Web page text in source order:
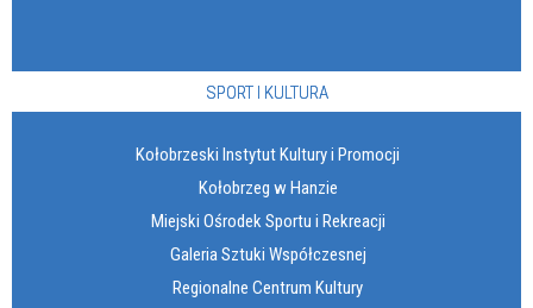
SPORT I KULTURA
Kołobrzeski Instytut Kultury i Promocji
Kołobrzeg w Hanzie
Miejski Ośrodek Sportu i Rekreacji
Galeria Sztuki Współczesnej
Regionalne Centrum Kultury